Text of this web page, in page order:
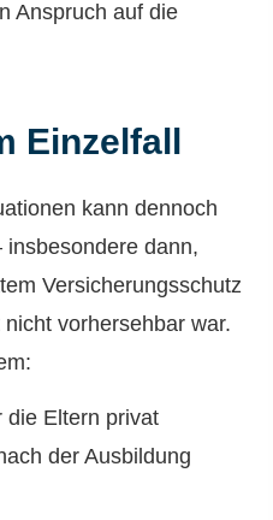
Anspruch auf die
Einzelfall
kann dennoch
dann,
Versicherungsschutz
vorhersehbar war.
die Eltern privat
der Ausbildung